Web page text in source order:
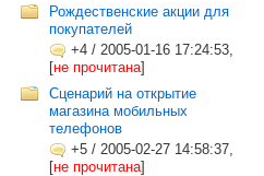
Рождественские акции для
покупателей
+4 / 2005-01-16 17:24:53,
[не прочитана]
Сценарий на открытие
магазина мобильных
телефонов
+5 / 2005-02-27 14:58:37,
[не прочитана]